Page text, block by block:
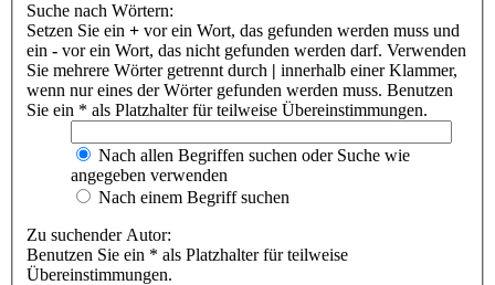
Suche nach Wörtern:
Setzen Sie ein + vor ein Wort, das gefunden werden muss und
ein - vor ein Wort, das nicht gefunden werden darf. Verwenden
Sie mehrere Wörter getrennt durch | innerhalb einer Klammer,
wenn nur eines der Wörter gefunden werden muss. Benutzen
Sie ein * als Platzhalter für teilweise Übereinstimmungen.
Nach allen Begriffen suchen oder Suche wie
angegeben verwenden
Nach einem Begriff suchen
Zu suchender Autor:
Benutzen Sie ein * als Platzhalter für teilweise
Übereinstimmungen.